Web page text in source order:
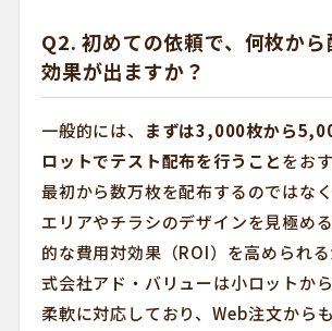
Q2. 初めての依頼で、何枚か
効果が出ますか？
一般的には、
まずは3,000枚から
ロットでテスト配布を行うことをお
最初から数万枚を配布するのではな
エリアやチラシのデザインを見極め
的な費用対効果（ROI）を高められ
式会社アド・バリューは小ロットか
柔軟に対応しており、Web注文から